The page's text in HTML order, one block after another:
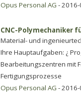
Opus Personal AG -
CNC-Polymechaniker
Material- und
Ihre Hauptaufgaben: ¿
Bearbeitungszentren mit
Fertigungsprozesse
Opus Personal AG -